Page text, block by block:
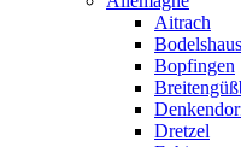
Aitrach
Bopfingen
Dretzel